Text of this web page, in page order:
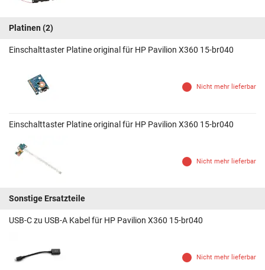
Platinen (2)
Einschalttaster Platine original für HP Pavilion X360 15-br040
Nicht mehr lieferbar
Einschalttaster Platine original für HP Pavilion X360 15-br040
Nicht mehr lieferbar
Sonstige Ersatzteile
USB-C zu USB-A Kabel für HP Pavilion X360 15-br040
Nicht mehr lieferbar